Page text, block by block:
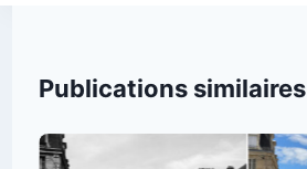
Publications similaires